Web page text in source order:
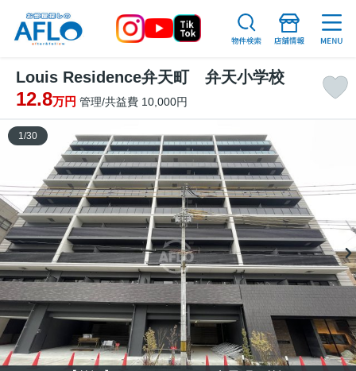
Louis Residence弁天町 弁天小学校
12.8万円 管理/共益費 10,000円
1 /30